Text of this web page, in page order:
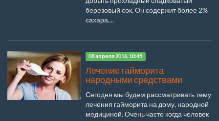
березовый сок. Он содержит более 2%
сахара....
08 апреля 2016, 10:45
Лечение гайморита
народными средствами
Сегодня мы будем рассматривать тему
лечения гайморита на дому, народной
медициной. Очень часто когда человек